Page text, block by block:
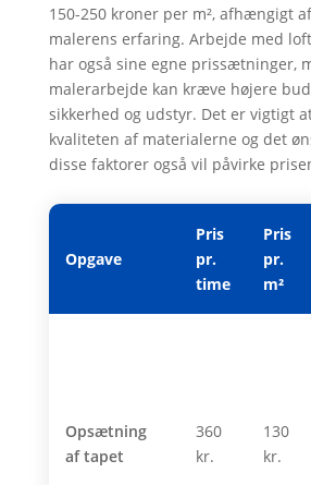
150-250 kroner per m², afhængigt
malerens erfaring. Arbejde med
har også sine egne prissætninger,
malerarbejde kan kræve højere
sikkerhed og udstyr. Det er vigtigt
kvaliteten af materialerne og det
disse faktorer også vil påvirke
Opgave
Pris
pr.
time
Pris
pr.
m²
Opsætning
af tapet
360
kr.
130
kr.